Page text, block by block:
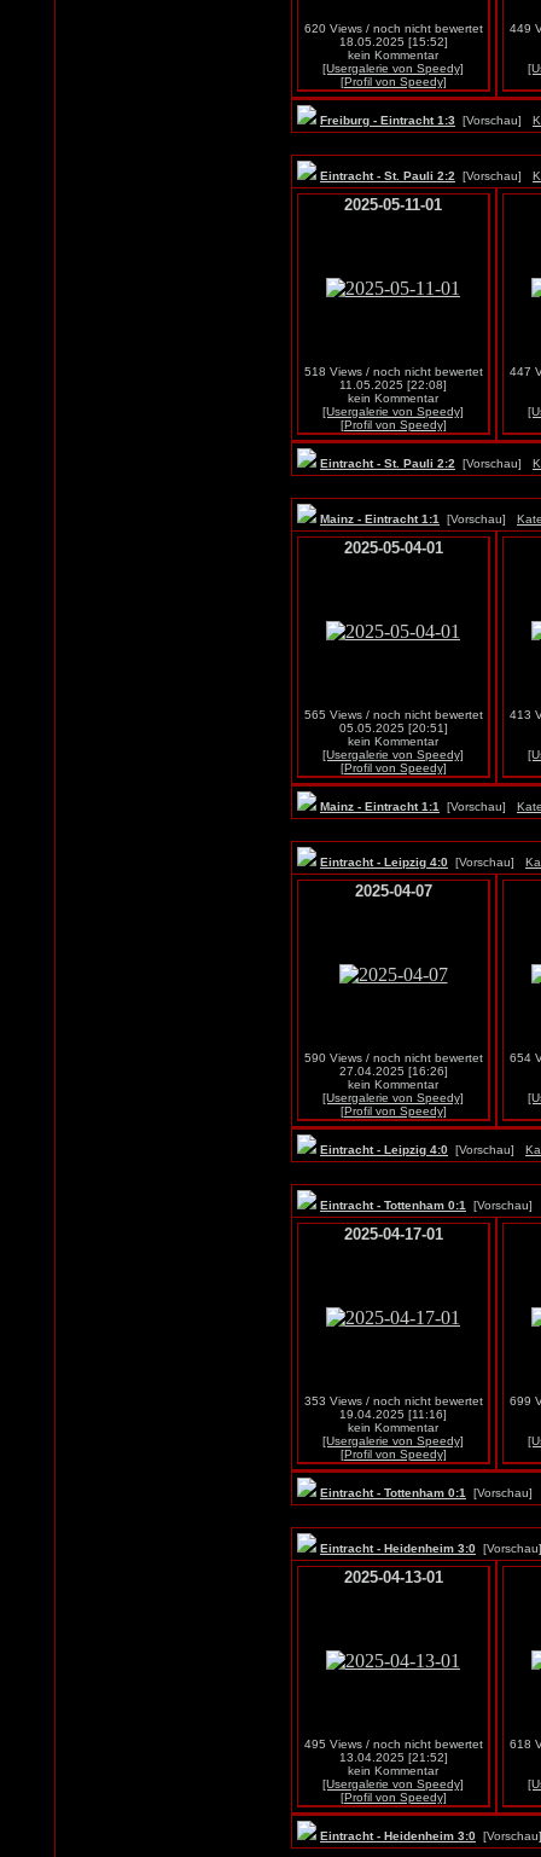
620 Views / noch nicht bewertet
18.05.2025 [15:52]
kein Kommentar
[Usergalerie von Speedy]
[Profil von Speedy]
449
Freiburg - Eintracht 1:3 [Vorschau]
Eintracht - St. Pauli 2:2 [Vorschau]
2025-05-11-01
518 Views / noch nicht bewertet
11.05.2025 [22:08]
kein Kommentar
[Usergalerie von Speedy]
[Profil von Speedy]
447
Eintracht - St. Pauli 2:2 [Vorschau]
Mainz - Eintracht 1:1 [Vorschau]
2025-05-04-01
565 Views / noch nicht bewertet
05.05.2025 [20:51]
kein Kommentar
[Usergalerie von Speedy]
[Profil von Speedy]
413
Mainz - Eintracht 1:1 [Vorschau]
Eintracht - Leipzig 4:0 [Vorschau]
2025-04-07
590 Views / noch nicht bewertet
27.04.2025 [16:26]
kein Kommentar
[Usergalerie von Speedy]
[Profil von Speedy]
654
Eintracht - Leipzig 4:0 [Vorschau]
Eintracht - Tottenham 0:1
2025-04-17-01
353 Views / noch nicht bewertet
19.04.2025 [11:16]
kein Kommentar
[Usergalerie von Speedy]
[Profil von Speedy]
699
Eintracht - Tottenham 0:1
Eintracht - Heidenheim 3:0
2025-04-13-01
495 Views / noch nicht bewertet
13.04.2025 [21:52]
kein Kommentar
[Usergalerie von Speedy]
[Profil von Speedy]
618
Eintracht - Heidenheim 3:0